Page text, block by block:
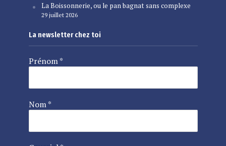
La Boissonnerie, ou le pan bagnat sans complexe
29 juillet 2026
La newsletter chez toi
Prénom*
Nom*